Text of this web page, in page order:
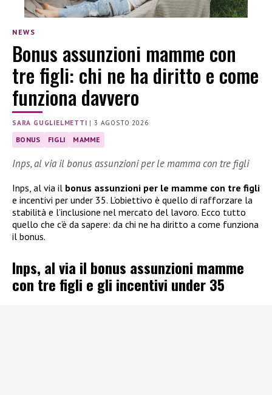
NEWS
Bonus assunzioni mamme con
tre figli: chi ne ha diritto e come
funziona davvero
SARA GUGLIELMETTI |3 AGOSTO 2026
BONUS FIGLI MAMME
Inps, al via il bonus assunzioni per le mamma con tre figli
Inps, al via il bonus assunzioni per le mamme con tre figli
e incentivi per under 35. L’obiettivo è quello di rafforzare la
stabilità e l’inclusione nel mercato del lavoro. Ecco tutto
quello che c’è da sapere: da chi ne ha diritto a come funziona
il bonus.
Inps, al via il bonus assunzioni mamme
con tre figli e gli incentivi under 35